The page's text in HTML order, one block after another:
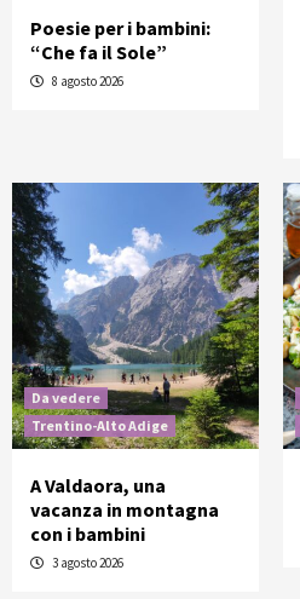
Poesie per i bambini:
“Che fa il Sole”
8 agosto 2026
Da vedere
Trentino-Alto Adige
A Valdaora, una
vacanza in montagna
con i bambini
3 agosto 2026